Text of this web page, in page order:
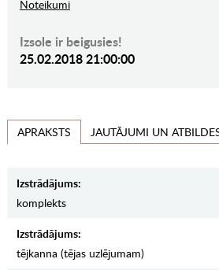
Noteikumi
Izsole ir beigusies!
25.02.2018 21:00:00
APRAKSTS JAUTĀJUMI UN
Izstrādājums:
komplekts
Izstrādājums:
tējkanna (tējas uzlējumam)